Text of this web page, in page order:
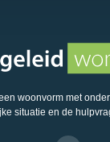
woonvorm met
situatie en de